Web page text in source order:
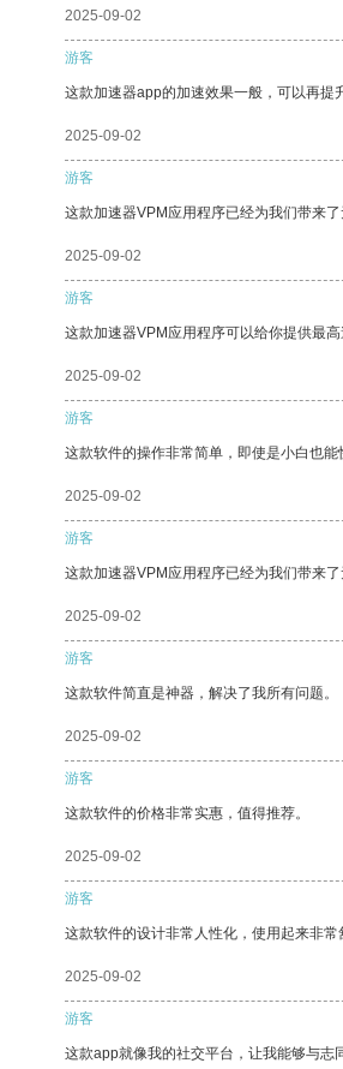
2025-09-02
游客
这款加速器app的加速效果一般，可以再提
2025-09-02
游客
这款加速器VPM应用程序已经为我们带来了
2025-09-02
游客
这款加速器VPM应用程序可以给你提供最
2025-09-02
游客
这款软件的操作非常简单，即使是小白也能
2025-09-02
游客
这款加速器VPM应用程序已经为我们带来了
2025-09-02
游客
这款软件简直是神器，解决了我所有问题。
2025-09-02
游客
这款软件的价格非常实惠，值得推荐。
2025-09-02
游客
这款软件的设计非常人性化，使用起来非常
2025-09-02
游客
这款app就像我的社交平台，让我能够与志